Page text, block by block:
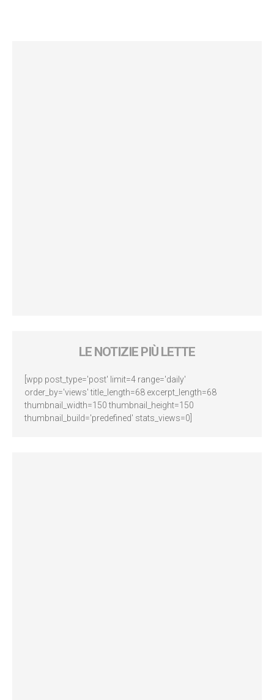
LE NOTIZIE PIÙ LETTE
[wpp post_type='post' limit=4 range='daily'
order_by='views' title_length=68 excerpt_length=68
thumbnail_width=150 thumbnail_height=150
thumbnail_build='predefined' stats_views=0]